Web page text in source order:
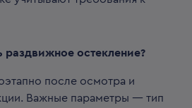
раздвижное остекление?
после осмотра и
Важные параметры — тип